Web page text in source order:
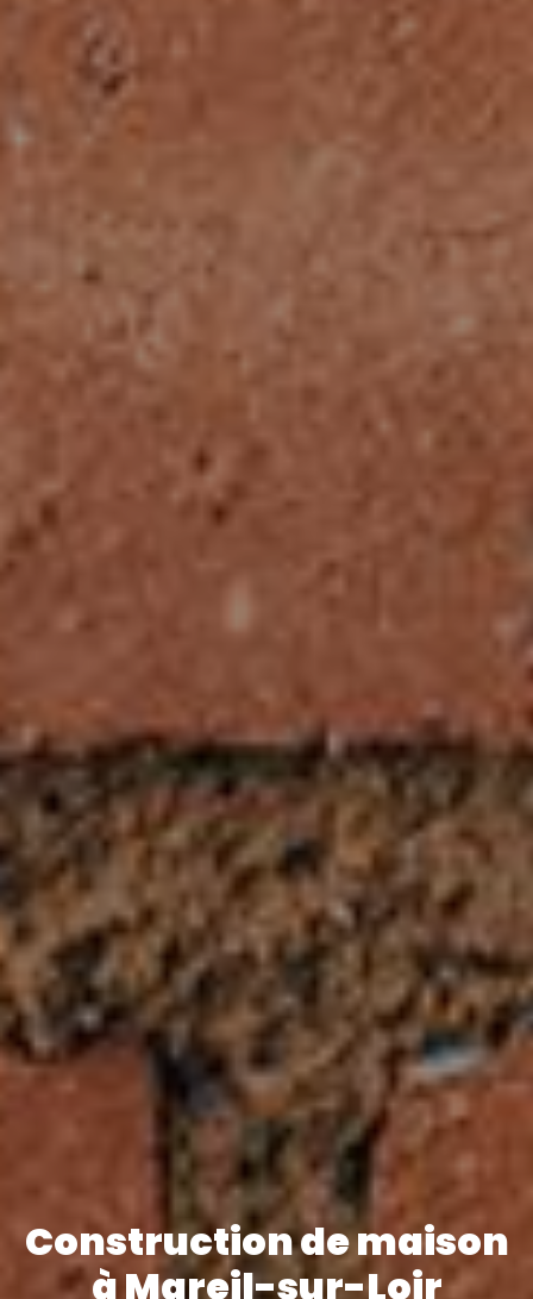
Construction de maison
à Mareil-sur-Loir